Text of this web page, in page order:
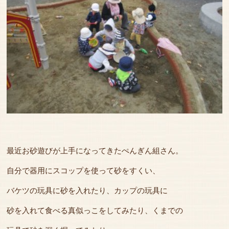
最近お砂遊びが上手になってきたぺんぎん組さん。
自分で器用にスコップを使って砂をすくい、
バケツの玩具に砂を入れたり、カップの玩具に
砂を入れて食べる真似っこをしてみたり、くまでの